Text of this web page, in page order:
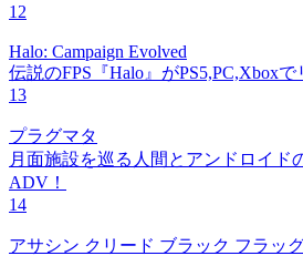
12
Halo: Campaign Evolved
伝説のFPS『Halo』がPS5,PC,Xboxで
13
プラグマタ
月面施設を巡る人間とアンドロイド
ADV！
14
アサシン クリード ブラック フラッ